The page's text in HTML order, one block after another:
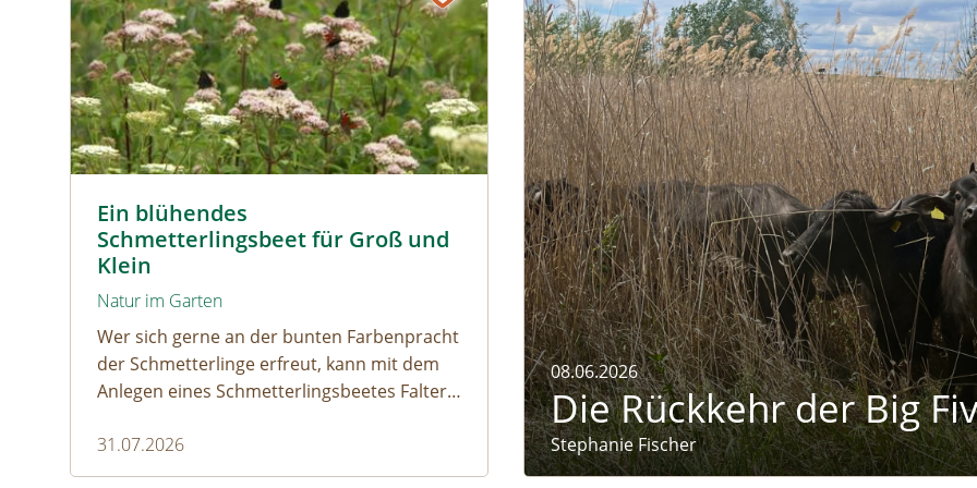
Ein blühendes
Schmetterlingsbeet für Groß und
Klein
Natur im Garten
Wer sich gerne an der bunten Farbenpracht
der Schmetterlinge erfreut, kann mit dem
Anlegen eines Schmetterlingsbeetes Falter
Raupenfutterpflanzen dürfen ausreichend
mitgedacht werden. Denn ohne Raupen gibt
31.07.2026
Naturmagazin: Die Rückkehr der Big Five im
08.06.2026
Die Rückkehr der Big
Stephanie Fischer